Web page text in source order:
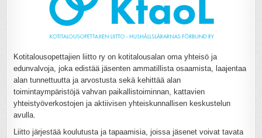
Kotitalousopettajien liitto ry on kotitalousalan oma yhteisö ja
edunvalvoja, joka edistää jäsenten ammatillista osaamista, laajentaa
alan tunnettuutta ja arvostusta sekä kehittää alan
toimintaympäristöjä vahvan paikallistoiminnan, kattavien
yhteistyöverkostojen ja aktiivisen yhteiskunnallisen keskustelun
avulla.
Liitto järjestää koulutusta ja tapaamisia, joissa jäsenet voivat tavata